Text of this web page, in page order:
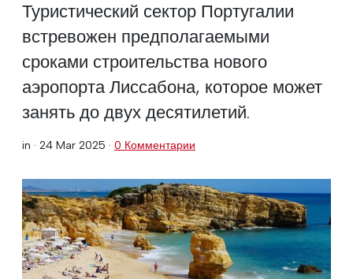
Туристический сектор Португалии
встревожен предполагаемыми
сроками строительства нового
аэропорта Лиссабона, которое может
занять до двух десятилетий.
in · 24 Mar 2025 · 0 Комментарии